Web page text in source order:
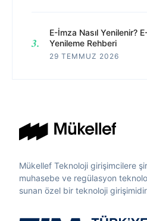
E-İmza Nasıl Yenilenir?
Yenileme Rehberi
29 TEMMUZ 2026
Mükellef Teknoloji girişimcilere
muhasebe ve regülasyon
sunan özel bir teknoloji